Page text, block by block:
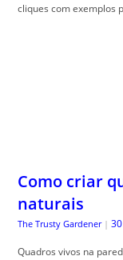
cliques com exemplos
Como criar
naturais
The Trusty Gardener |
Quadros vivos na